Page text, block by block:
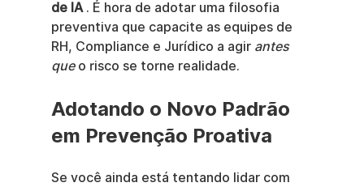
de IA . É hora de adotar uma filosofia
preventiva que capacite as equipes de
RH, Compliance e Jurídico a agir antes
que o risco se torne realidade.
Adotando o Novo Padrão
em Prevenção Proativa
Se você ainda está tentando lidar com